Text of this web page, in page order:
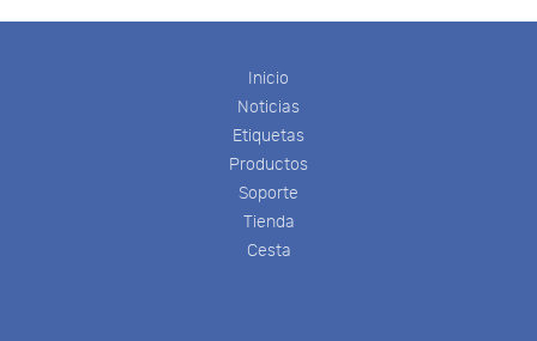
Inicio
Noticias
Etiquetas
Productos
Soporte
Tienda
Cesta